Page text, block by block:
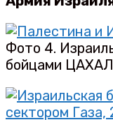
Фото 4.
бойцами ЦАХАЛ